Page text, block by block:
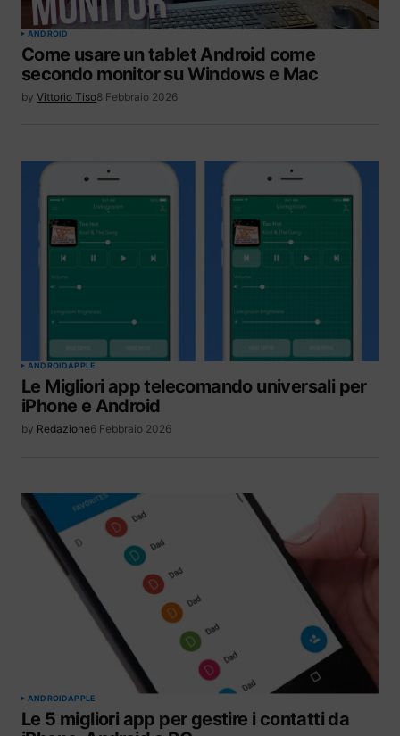
ANDROID
Come usare un tablet Android come
secondo monitor su Windows e Mac
by Vittorio Tiso8 Febbraio 2026
ANDROIDAPPLE
Le Migliori app telecomando universali per
iPhone e Android
by Redazione6 Febbraio 2026
ANDROIDAPPLE
Le 5 migliori app per gestire i contatti da